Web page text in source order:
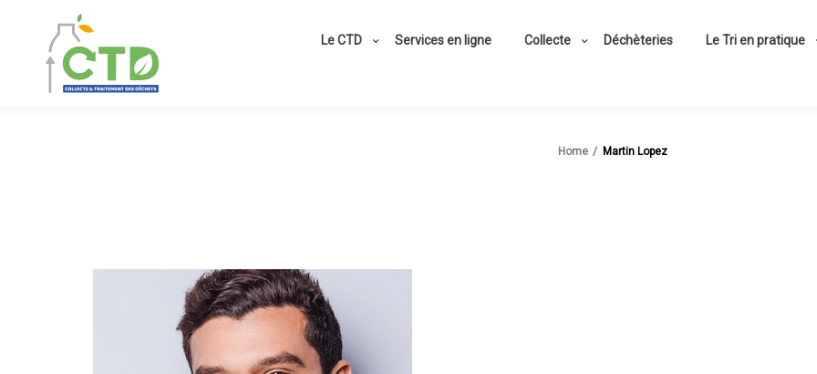
Le CTD Services en ligne Collecte Déchèteries Le Tri en pratique
Home Martin Lopez